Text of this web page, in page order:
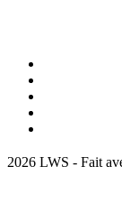
2026 LWS - Fait